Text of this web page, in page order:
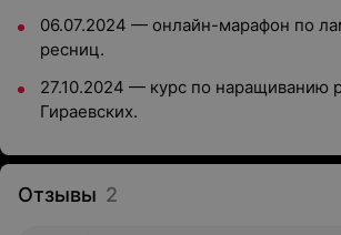
06.07.2024 — онлайн-марафон по
ресниц.
27.10.2024 — курс по наращиванию
Гираевских.
Отзывы 2